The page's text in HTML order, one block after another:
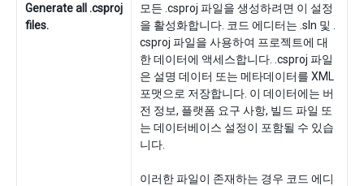
Generate all .csproj
files.
모든 .csproj 파일을 생성하려면 이 설정
을 활성화합니다. 코드 에디터는 .sln 및 .
csproj 파일을 사용하여 프로젝트에 대
한 데이터에 액세스합니다. .csproj 파일
은 설명 데이터 또는 메타데이터를 XML
포맷으로 저장합니다. 이 데이터에는 버
전 정보, 플랫폼 요구 사항, 빌드 파일 또
는 데이터베이스 설정이 포함될 수 있습
니다.
이러한 파일이 존재하는 경우 코드 에디